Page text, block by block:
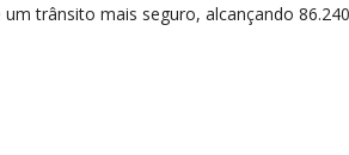
trânsito mais seguro, alcançando